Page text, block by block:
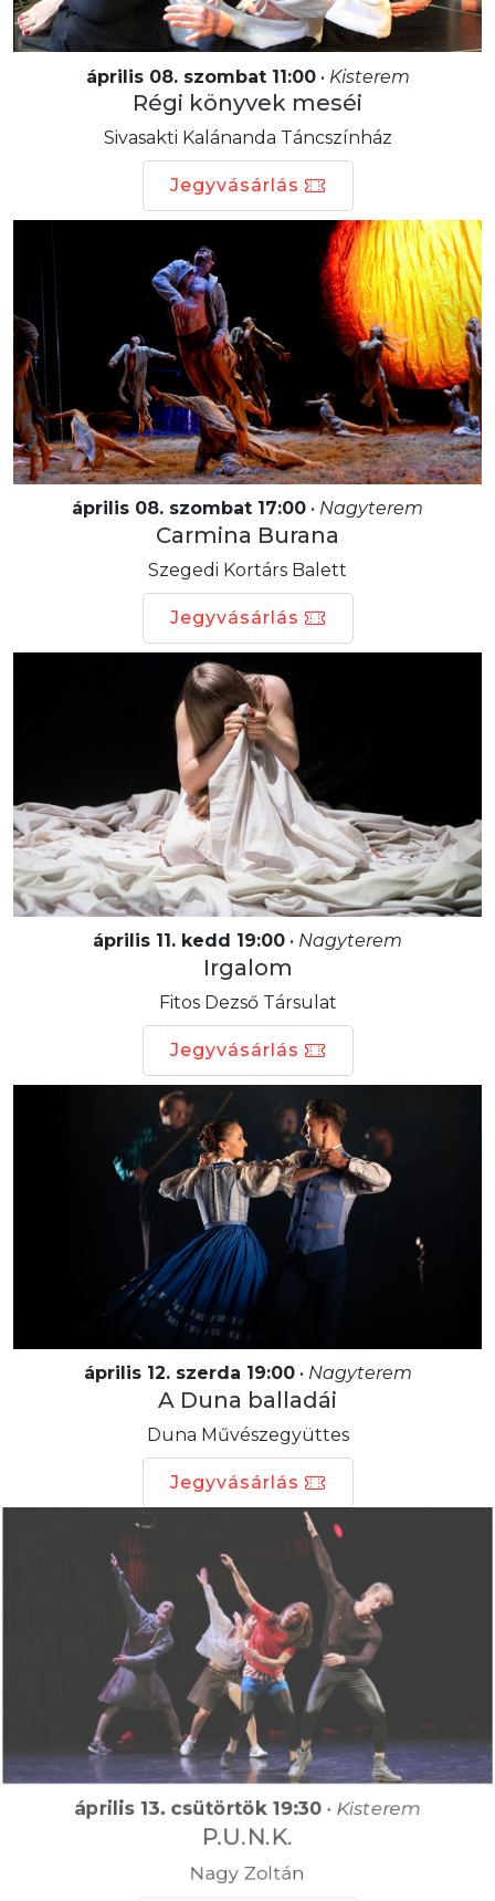
április 08. szombat 11:00• Kisterem
Régi könyvek meséi
Sivasakti Kalánanda Táncszínház
Jegyvásárlás
április 08. szombat 17:00 • Nagyterem
Carmina Burana
Szegedi Kortárs Balett
Jegyvásárlás
április 11. kedd 19:00 • Nagyterem
Irgalom
Fitos Dezső Társulat
Jegyvásárlás
április 12. szerda 19:00• Nagyterem
A Duna balladái
Duna Művészegyüttes
Jegyvásárlás
április 13. csütörtök 19:30• Kisterem
P.U.N.K.
Nagy Zoltán